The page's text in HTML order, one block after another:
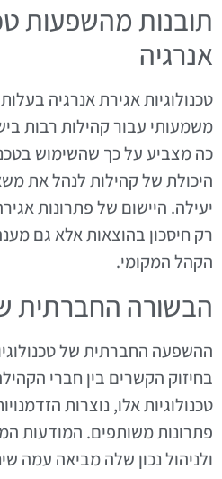
תובנות מהשפעות
אנרגיה
טכנולוגיות אגירת אנרגיה
משמעותי עבור קהילות רבות
כה מצביע על כך שהשימוש
היכולת של קהילות לנהל את
יעילה. היישום של פתרונות
רק חיסכון בהוצאות אלא גם
הקהל המקומי.
הבשורה החברתית
ההשפעה החברתית של
בחיזוק הקשרים בין חברי
טכנולוגיות אלו, נוצרות
פתרונות משותפים. המודעות
ולניהול נכון שלה מביאה עמה